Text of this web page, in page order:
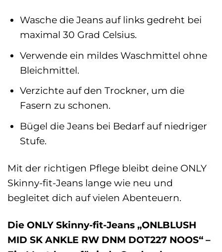
Wasche die Jeans auf links gedreht bei
maximal 30 Grad Celsius.
Verwende ein mildes Waschmittel ohne
Bleichmittel.
Verzichte auf den Trockner, um die
Fasern zu schonen.
Bügel die Jeans bei Bedarf auf niedriger
Stufe.
Mit der richtigen Pflege bleibt deine ONLY
Skinny-fit-Jeans lange wie neu und
begleitet dich auf vielen Abenteuern.
Die ONLY Skinny-fit-Jeans „ONLBLUSH
MID SK ANKLE RW DNM DOT227 NOOS“ –